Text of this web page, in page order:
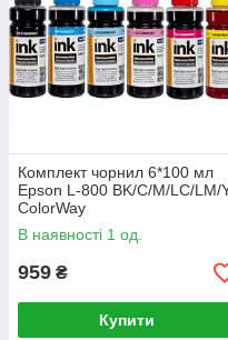
Комплект чорнил 6*100 мл
Epson L-800 BK/С/M/LС/LM/
ColorWay
В наявності 1 од.
959 ₴
Купити